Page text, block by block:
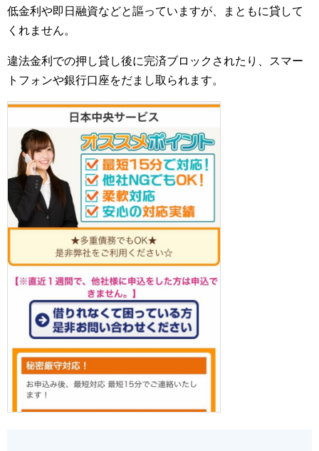
低金利や即日融資などと謳っていますが、まともに貸して
くれません。
違法金利での押し貸し後に完済ブロックされたり、スマー
トフォンや銀行口座をだまし取られます。